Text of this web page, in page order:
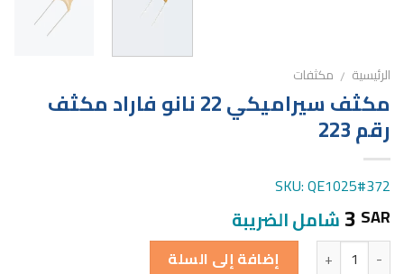
الرئيسية / مكثفات
مكثف سيراميكي 22 نانو فاراد مكثف
رقم 223
SKU: QE1025#372
3 SAR شامل الضريبة
الكمية إضافة إلى السلة